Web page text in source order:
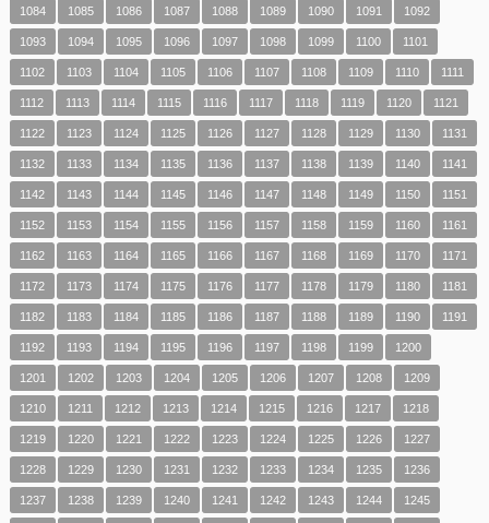
1084 1085 1086 1087 1088 1089 1090 1091 1092
1093 1094 1095 1096 1097 1098 1099 1100 1101
1102 1103 1104 1105 1106 1107 1108 1109 1110 1111
1112 1113 1114 1115 1116 1117 1118 1119 1120 1121
1122 1123 1124 1125 1126 1127 1128 1129 1130 1131
1132 1133 1134 1135 1136 1137 1138 1139 1140 1141
1142 1143 1144 1145 1146 1147 1148 1149 1150 1151
1152 1153 1154 1155 1156 1157 1158 1159 1160 1161
1162 1163 1164 1165 1166 1167 1168 1169 1170 1171
1172 1173 1174 1175 1176 1177 1178 1179 1180 1181
1182 1183 1184 1185 1186 1187 1188 1189 1190 1191
1192 1193 1194 1195 1196 1197 1198 1199 1200
1201 1202 1203 1204 1205 1206 1207 1208 1209
1210 1211 1212 1213 1214 1215 1216 1217 1218
1219 1220 1221 1222 1223 1224 1225 1226 1227
1228 1229 1230 1231 1232 1233 1234 1235 1236
1237 1238 1239 1240 1241 1242 1243 1244 1245